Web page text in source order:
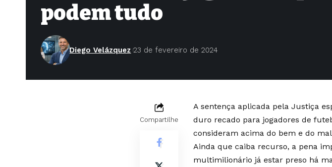
podem tudo
Diego Velázquez 23 de fevereiro de 2024
Compartilhe
A sentença aplicada pela Justiça
duro recado para jogadores de
consideram acima do bem e do
Ainda que caiba recurso, a pena
multimilionário já estar preso há